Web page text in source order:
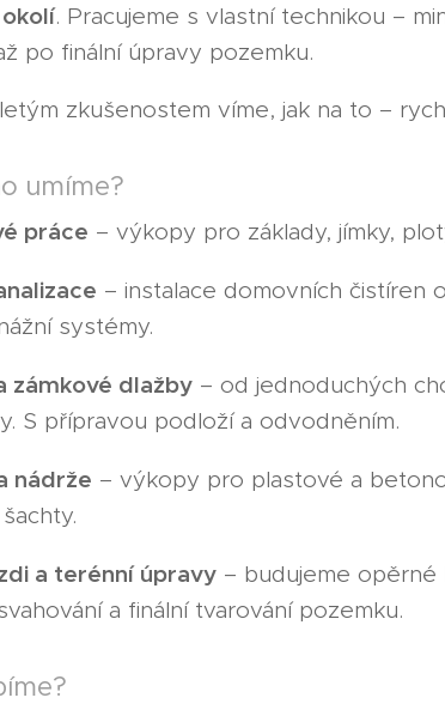
. Pracujeme s vlastní technikou –
po finální úpravy pozemku.
zkušenostem víme, jak na to –
umíme?
práce – výkopy pro základy, jímky,
– instalace domovních čistíren
systémy.
zámkové dlažby – od jednoduchých
S přípravou podloží a odvodněním.
nádrže – výkopy pro plastové a
a terénní úpravy – budujeme
a finální tvarování pozemku.